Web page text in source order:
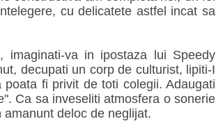
cu delicatete astfel incat sa
imaginati-va in ipostaza lui Speedy
decupati un corp de culturist, lipiti-I
fi privit de toti colegii. Adaugati
Ca sa inveseliti atmosfera o sonerie
deloc de neglijat.